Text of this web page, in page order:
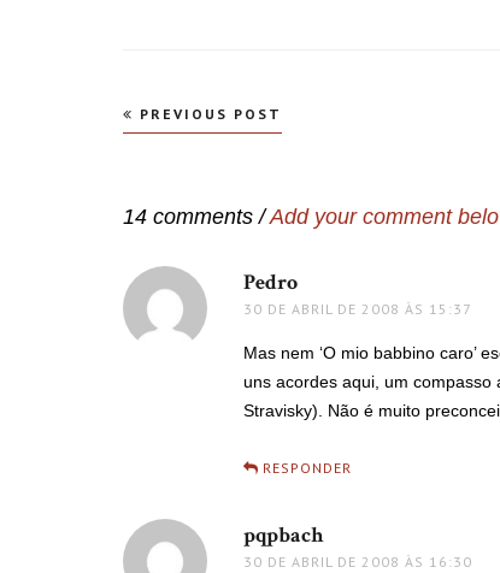
Navegação
PREVIOUS POST
14 comments /Add your comment
Pedro
30 DE ABRIL DE 2008 ÀS 15:37
Mas nem ‘O mio babbino caro’
uns acordes aqui, um compasso
Stravisky). Não é muito
RESPONDER
pqpbachdisse:
30 DE ABRIL DE 2008 ÀS 16:30